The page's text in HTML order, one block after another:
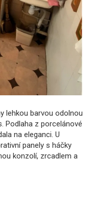
lehkou barvou odolnou
Podlaha z porcelánové
na eleganci. U
panely s háčky
konzolí, zrcadlem a